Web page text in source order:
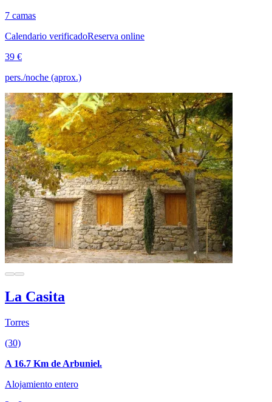
7 camas
Calendario verificadoReserva online
39 €
pers./noche (aprox.)
La Casita
Torres
(30)
A 16.7 Km de Arbuniel.
Alojamiento entero